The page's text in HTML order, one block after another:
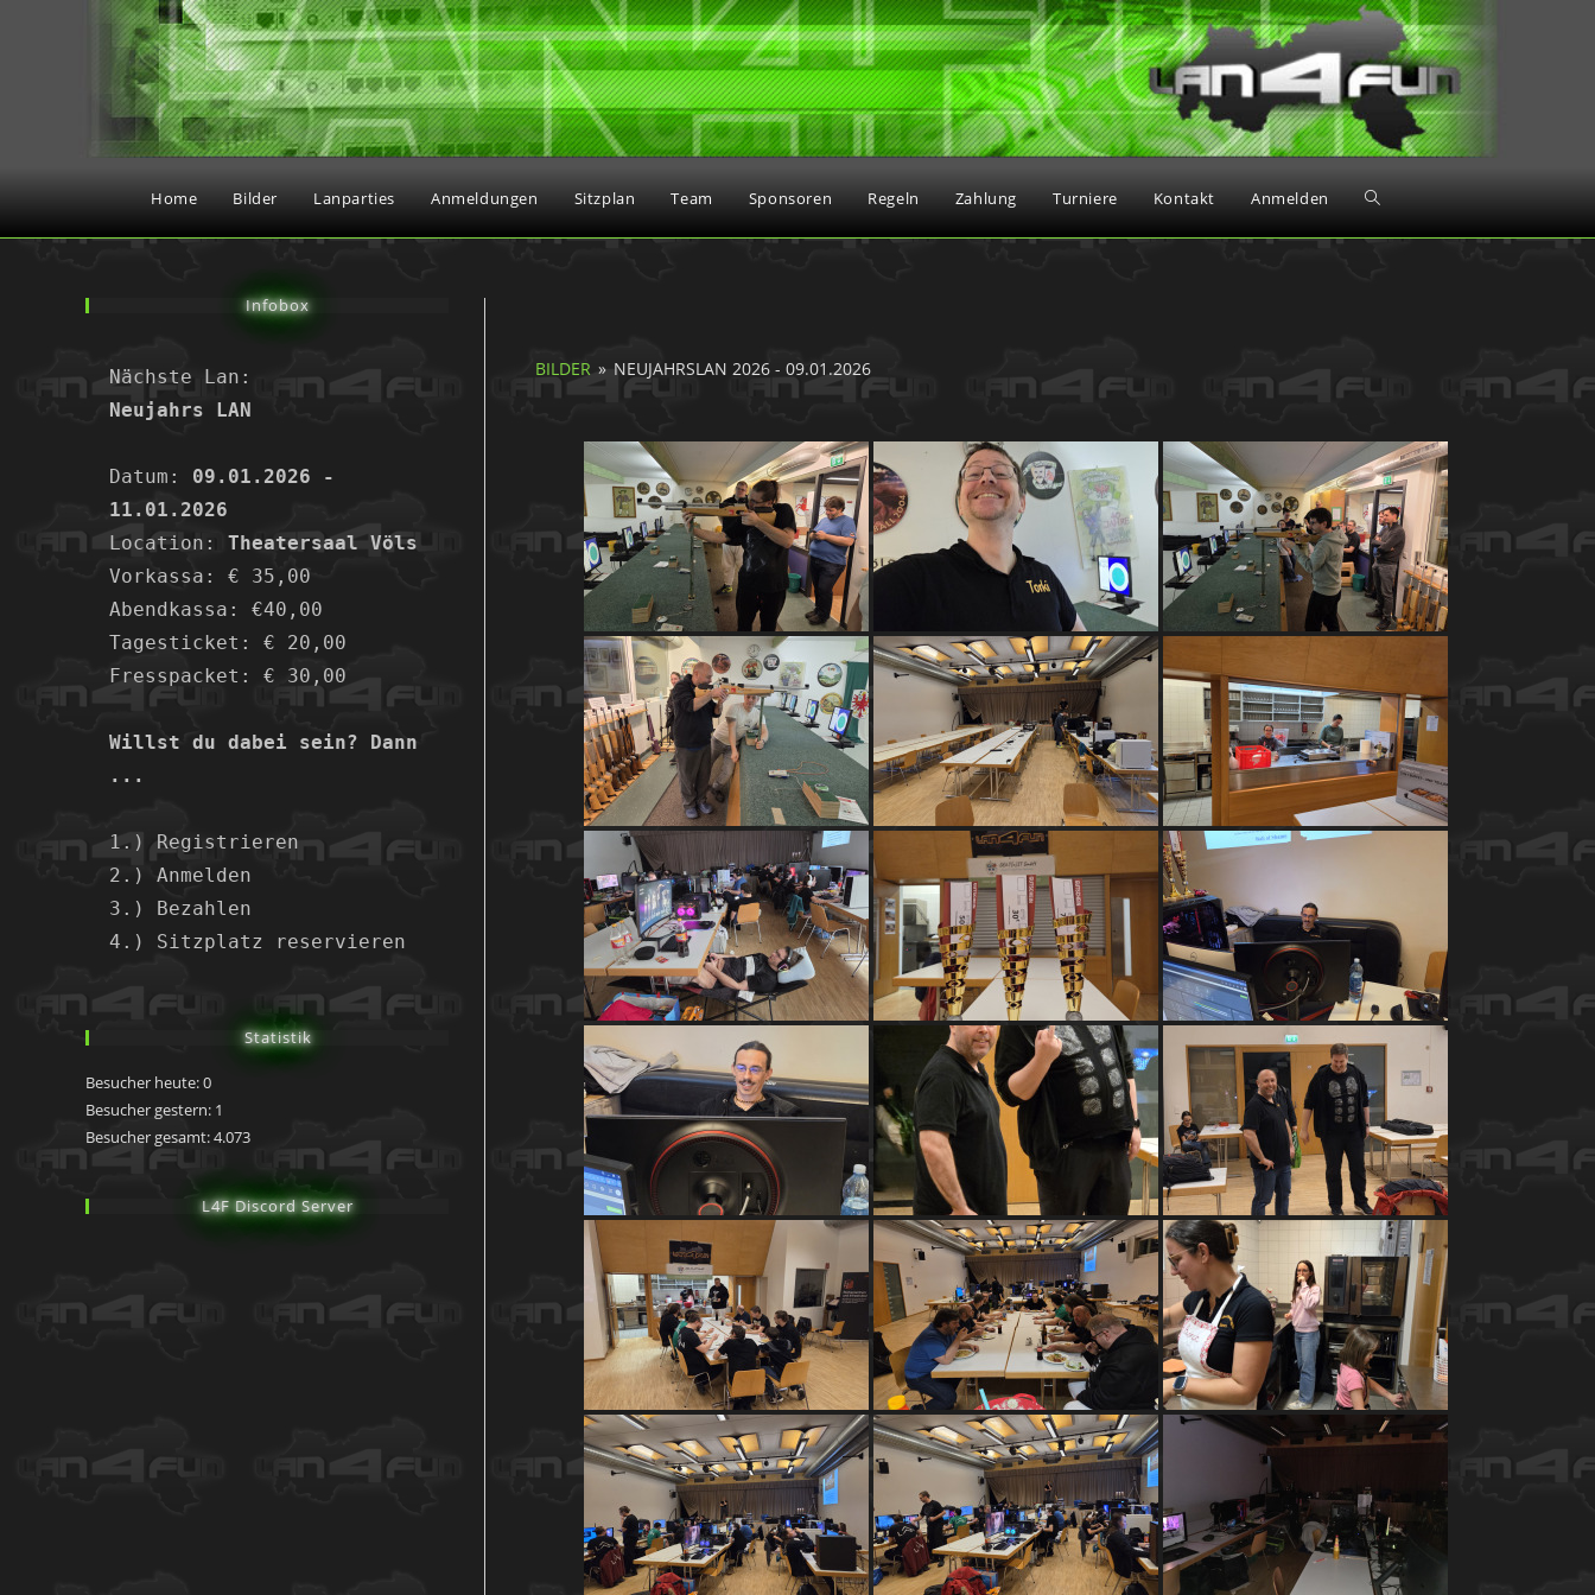
Home Bilder Lanparties Anmeldungen Sitzplan Team Sponsoren Regeln Zahlung Turniere Kontakt Anmelden
BILDER » NEUJAHRSLAN 2026 - 09.01.2026
Infobox
Nächste Lan:
Neujahrs LAN
Datum: 09.01.2026 -
11.01.2026
Location: Theatersaal Völs
Vorkassa: € 35,00
Abendkassa: €40,00
Tagesticket: € 20,00
Fresspacket: € 30,00
Willst du dabei sein? Dann
...
1.) Registrieren
2.) Anmelden
3.) Bezahlen
4.) Sitzplatz reservieren
Statistik
Besucher heute:0
Besucher gestern: 1
Besucher gesamt:4.073
L4F Discord Server